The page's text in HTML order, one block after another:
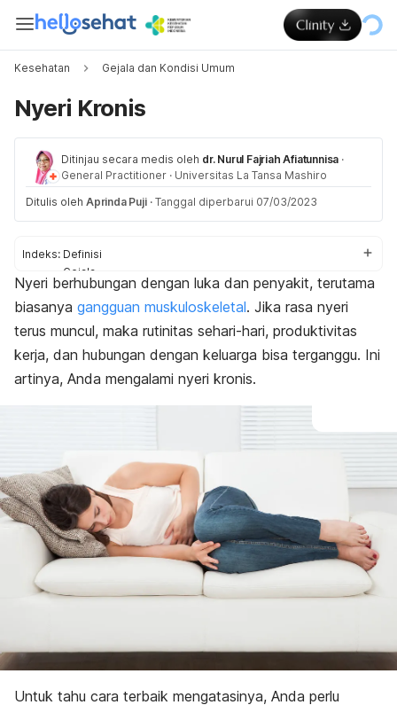
Kesehatan Gejala dan Kondisi Umum
Nyeri Kronis
Ditinjau secara medis oleh dr. Nurul Fajriah Afiatunnisa ·
General Practitioner · Universitas La Tansa Mashiro
Ditulis oleh Aprinda Puji · Tanggal diperbarui 07/03/2023
Indeks: Definisi
Gejala
Penyebab
Faktor risiko
Diagnosis
Pengobatan
Perawatan rumahan
Nyeri berhubungan dengan luka dan penyakit, terutama
biasanya gangguan muskuloskeletal. Jika rasa nyeri
terus muncul, maka rutinitas sehari-hari, produktivitas
kerja, dan hubungan dengan keluarga bisa terganggu. Ini
artinya, Anda mengalami nyeri kronis.
Untuk tahu cara terbaik mengatasinya, Anda perlu